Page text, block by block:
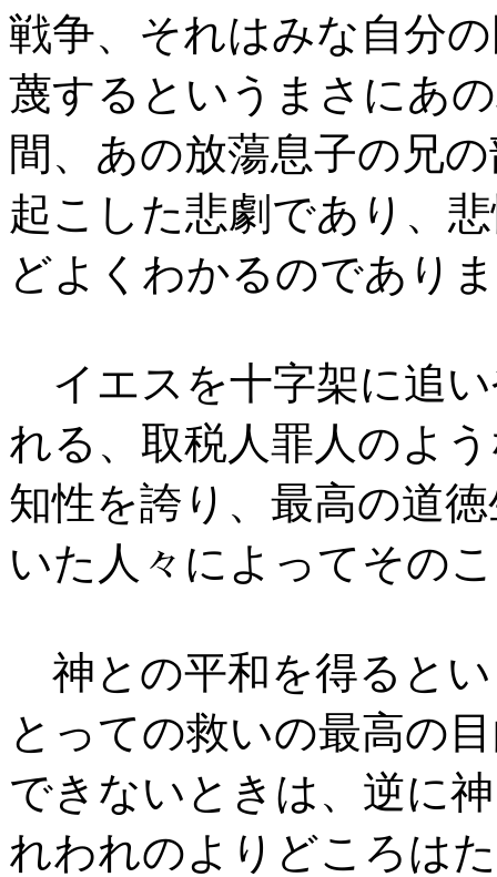
戦争、それはみな自分
蔑するというまさにあ
間、あの放蕩息子の兄
起こした悲劇であり、
どよくわかるのであり
イエスを十字架に追
れる、取税人罪人のよ
知性を誇り、最高の道
いた人々によってその
神との平和を得ると
とっての救いの最高の
できないときは、逆に
れわれのよりどころは